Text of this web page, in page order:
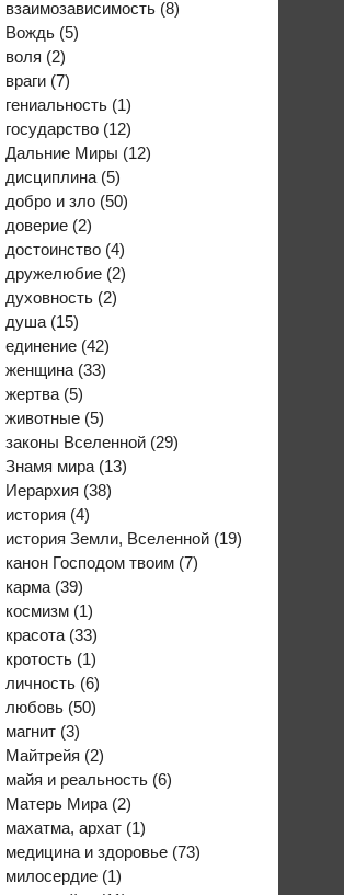
взаимозависимость (8)
Вождь (5)
воля (2)
враги (7)
гениальность (1)
государство (12)
Дальние Миры (12)
дисциплина (5)
добро и зло (50)
доверие (2)
достоинство (4)
дружелюбие (2)
духовность (2)
душа (15)
единение (42)
женщина (33)
жертва (5)
животные (5)
законы Вселенной (29)
Знамя мира (13)
Иерархия (38)
история (4)
история Земли, Вселенной (19)
канон Господом твоим (7)
карма (39)
космизм (1)
красота (33)
кротость (1)
личность (6)
любовь (50)
магнит (3)
Майтрейя (2)
майя и реальность (6)
Матерь Мира (2)
махатма, архат (1)
медицина и здоровье (73)
милосердие (1)